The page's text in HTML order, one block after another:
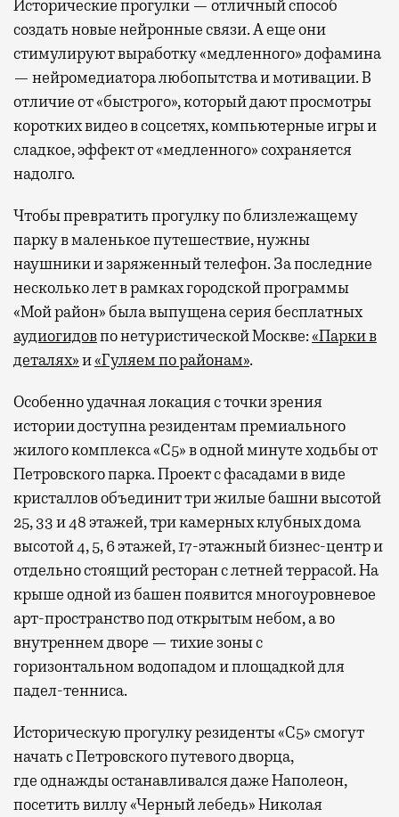
Исторические прогулки — отличный способ
создать новые нейронные связи. А еще они
стимулируют выработку «медленного» дофамина
— нейромедиатора любопытства и мотивации. В
отличие от «быстрого», который дают просмотры
коротких видео в соцсетях, компьютерные игры и
сладкое, эффект от «медленного» сохраняется
надолго.
Чтобы превратить прогулку по близлежащему
парку в маленькое путешествие, нужны
наушники и заряженный телефон. За последние
несколько лет в рамках городской программы
«Мой район» была выпущена серия бесплатных
аудиогидовпо нетуристической Москве:«Парки в
деталях»и«Гуляем по районам».
Особенно удачная локация с точки зрения
истории доступна резидентам премиального
жилого комплекса «С5»в одной минуте ходьбы от
Петровского парка. Проект с фасадами в виде
кристаллов объединит три жилые башни высотой
25, 33 и 48 этажей, три камерных клубных дома
высотой 4, 5, 6 этажей, 17-этажный бизнес-центр и
отдельно стоящий ресторан с летней террасой. На
крыше одной из башен появится многоуровневое
арт-пространство под открытым небом, а во
внутреннем дворе — тихие зоны с
горизонтальном водопадом и площадкой для
падел-тенниса.
Историческую прогулку резиденты «С5» смогут
начать с Петровского путевого дворца,
гдеоднажды останавливался даже Наполеон,
посетить виллу «Черный лебедь» Николая